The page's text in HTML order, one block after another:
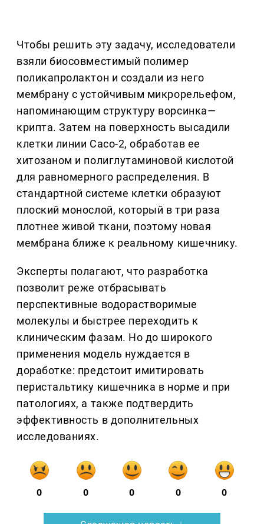
Чтобы решить эту задачу, исследователи
взяли биосовместимый полимер
поликапролактон и создали из него
мембрану с устойчивым микрорельефом,
напоминающим структуру ворсинка—
крипта. Затем на поверхность высадили
клетки линии Caco-2, обработав ее
хитозаном и полиглутаминовой кислотой
для равномерного распределения. В
стандартной системе клетки образуют
плоский монослой, который в три раза
плотнее живой ткани, поэтому новая
мембрана ближе к реальному кишечнику.
Эксперты полагают, что разработка
позволит реже отбрасывать
перспективные водорастворимые
молекулы и быстрее переходить к
клиническим фазам. Но до широкого
применения модель нуждается в
доработке: предстоит имитировать
перистальтику кишечника в норме и при
патологиях, а также подтвердить
эффективность в дополнительных
исследованиях.
0 0 0 0 0